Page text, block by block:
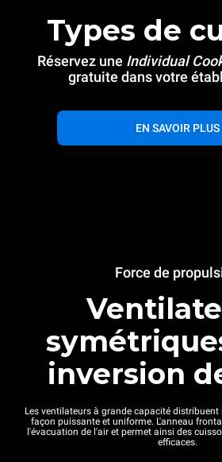
Types de
Réservez une Individual
gratuite dans votre
EN SAVOIR PLUS
Force de
inversion
Les ventilateurs à grande capacité distribuent
façon puissante et uniforme. L'anneau
l'évacuation de l'air et permet ainsi des
efficaces.